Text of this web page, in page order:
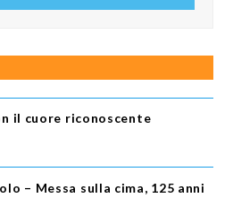
il cuore riconoscente
– Messa sulla cima, 125 anni